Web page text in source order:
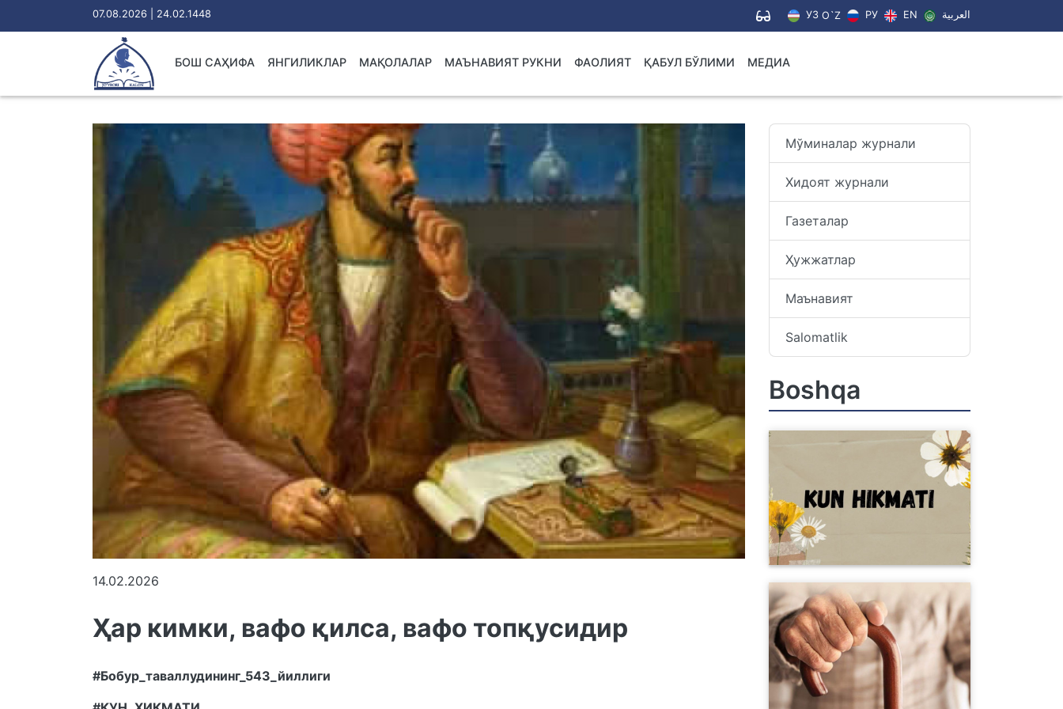
07.08.2026 | 24.02.1448 УЗ O`Z РУ EN العربية
БОШ САҲИФА ЯНГИЛИКЛАР МАҚОЛАЛАР МАЪНАВИЯТ РУКНИ ФАОЛИЯТ ҚАБУЛ БЎЛИМИ МЕДИА
14.02.2026
Ҳар кимки, вафо қилса, вафо топқусидир
#Бобур_таваллудининг_543_йиллиги
Мўминалар журнали
Хидоят журнали
Газеталар
Ҳужжатлар
Маънавият
Salomatlik
Boshqa